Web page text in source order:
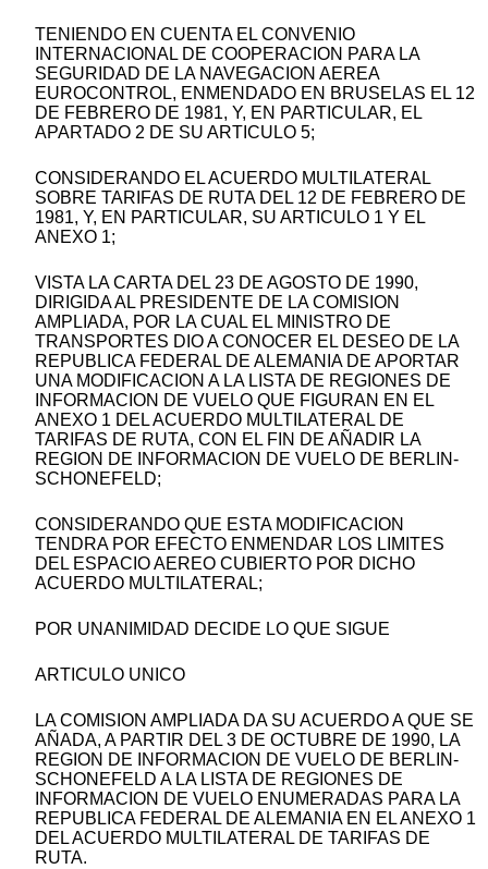
TENIENDO EN CUENTA EL CONVENIO
INTERNACIONAL DE COOPERACION PARA LA
SEGURIDAD DE LA NAVEGACION AEREA
EUROCONTROL, ENMENDADO EN BRUSELAS EL 12
DE FEBRERO DE 1981, Y, EN PARTICULAR, EL
APARTADO 2 DE SU ARTICULO 5;
CONSIDERANDO EL ACUERDO MULTILATERAL
SOBRE TARIFAS DE RUTA DEL 12 DE FEBRERO DE
1981, Y, EN PARTICULAR, SU ARTICULO 1 Y EL
ANEXO 1;
VISTA LA CARTA DEL 23 DE AGOSTO DE 1990,
DIRIGIDA AL PRESIDENTE DE LA COMISION
AMPLIADA, POR LA CUAL EL MINISTRO DE
TRANSPORTES DIO A CONOCER EL DESEO DE LA
REPUBLICA FEDERAL DE ALEMANIA DE APORTAR
UNA MODIFICACION A LA LISTA DE REGIONES DE
INFORMACION DE VUELO QUE FIGURAN EN EL
ANEXO 1 DEL ACUERDO MULTILATERAL DE
TARIFAS DE RUTA, CON EL FIN DE AÑADIR LA
REGION DE INFORMACION DE VUELO DE BERLIN-
SCHONEFELD;
CONSIDERANDO QUE ESTA MODIFICACION
TENDRA POR EFECTO ENMENDAR LOS LIMITES
DEL ESPACIO AEREO CUBIERTO POR DICHO
ACUERDO MULTILATERAL;
POR UNANIMIDAD DECIDE LO QUE SIGUE
ARTICULO UNICO
LA COMISION AMPLIADA DA SU ACUERDO A QUE SE
AÑADA, A PARTIR DEL 3 DE OCTUBRE DE 1990, LA
REGION DE INFORMACION DE VUELO DE BERLIN-
SCHONEFELD A LA LISTA DE REGIONES DE
INFORMACION DE VUELO ENUMERADAS PARA LA
REPUBLICA FEDERAL DE ALEMANIA EN EL ANEXO 1
DEL ACUERDO MULTILATERAL DE TARIFAS DE
RUTA.